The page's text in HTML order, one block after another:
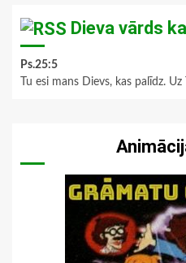
Dieva vārds
Ps.25:5
Tu esi mans Dievs, kas palīdz.